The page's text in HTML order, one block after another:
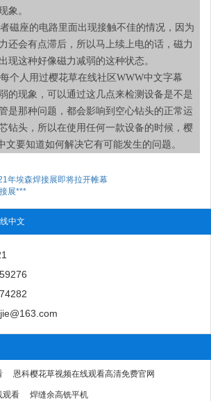
。
者磁座的电路里面出现接触不佳的情况，因为
会有点滞后，所以马上续上电的话，磁力
现这种好像磁力减弱的这种状态。
每个人用过樱花草在线社区WWW中文字幕
弱的现象，可以通过这几点来检测设备是不是
管是那种问题，都会影响到空心钻头的正常运
钻头，所以在使用任何一款设备的时候，樱
要知道如何解决它有可能发生的问题。
年埃森焊接展即将拉开帷幕
展***
中文
恩科樱花草视频在线观看高清免费官网
观看 焊缝余高铣平机